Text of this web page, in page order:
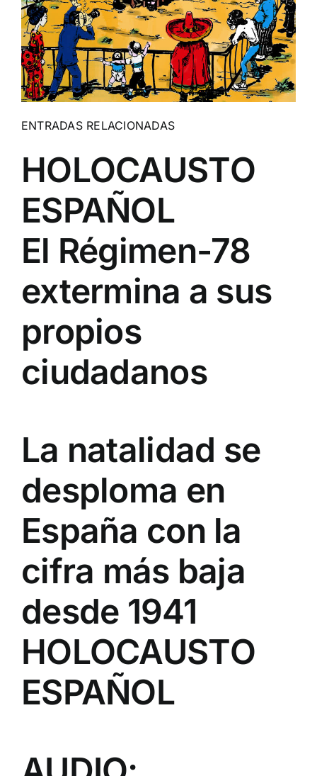
ENTRADAS RELACIONADAS
HOLOCAUSTO
ESPAÑOL
El Régimen-78
extermina a sus
propios
ciudadanos
La natalidad se
desploma en
España con la
cifra más baja
desde 1941
HOLOCAUSTO
ESPAÑOL